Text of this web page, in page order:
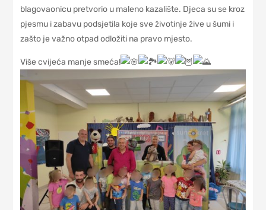
blagovaonicu pretvorio u maleno kazalište. Djeca su se kroz
pjesmu i zabavu podsjetila koje sve životinje žive u šumi i
zašto je važno otpad odložiti na pravo mjesto.
Više cvijeća manje smeća!